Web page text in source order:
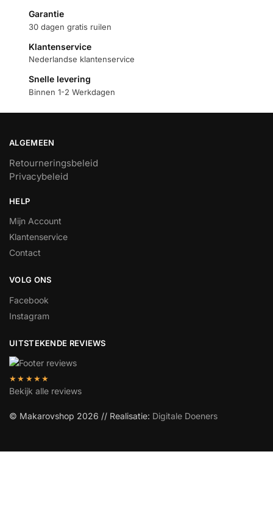
Garantie
30 dagen gratis ruilen
Klantenservice
Nederlandse klantenservice
Snelle levering
Binnen 1-2 Werkdagen
ALGEMEEN
Retourneringsbeleid
Privacybeleid
HELP
Mijn Account
Klantenservice
Contact
VOLG ONS
Facebook
Instagram
UITSTEKENDE REVIEWS
★★★★★
Bekijk alle reviews
© Makarovshop 2026 // Realisatie: Digitale Doeners